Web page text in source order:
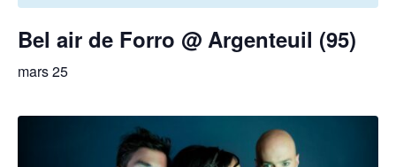
Bel air de Forro @ Argenteuil (95)
mars 25